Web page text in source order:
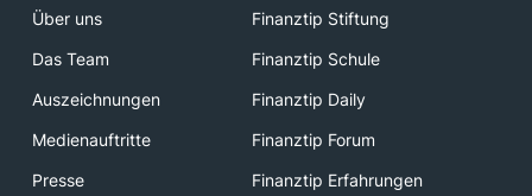
Über uns
Finanztip Stiftung
Das Team
Finanztip Schule
Auszeichnungen
Finanztip Daily
Medienauftritte
Finanztip Forum
Presse
Finanztip Erfahrungen